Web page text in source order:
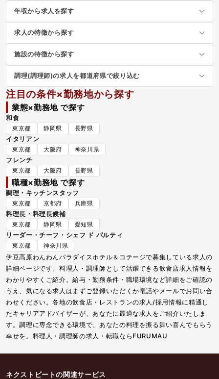
年収から求人を探す
求人の特徴から探す
施設の特徴から探す
調理(調理師)の求人を都道府県で絞り込む
注目の条件×勤務地から探す
業態×勤務地 で探す
和食
東京都 静岡県 長野県
イタリアン
東京都 大阪府 神奈川県
フレンチ
東京都 大阪府 長野県
職種×勤務地 で探す
調理・キッチンスタッフ
東京都 京都府 兵庫県
料理長・料理長候補
東京都 静岡県 愛知県
リーダー・チーフ・シェフ ド パルティ
東京都 神奈川県
伊豆高原わんわんパラダイスホテル＆コテージで募集している求人の
詳細ページです。料理人・調理師として活躍できる飲食店求人情報を
わかりやすくご紹介。給与・勤務条件・職場環境など詳細をご確認の
うえ、気になる求人はまずご登録いただくか電話やメールでお問い合
わせください。各地の飲食店・レストランの求人/採用情報に精通し
たキャリアアドバイザーが、あなたに最適な求人をご紹介いたしま
す。調理に専念できる環境で、あなたの料理を振る舞い喜んでもらう
幸せを。料理人・調理師の求人・転職ならFURUMAU
ネクストビートの関連サービス